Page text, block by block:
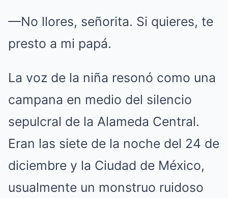
—No llores, señorita. Si quieres, te
presto a mi papá.
La voz de la niña resonó como una
campana en medio del silencio
sepulcral de la Alameda Central.
Eran las siete de la noche del 24 de
diciembre y la Ciudad de México,
usualmente un monstruo ruidoso